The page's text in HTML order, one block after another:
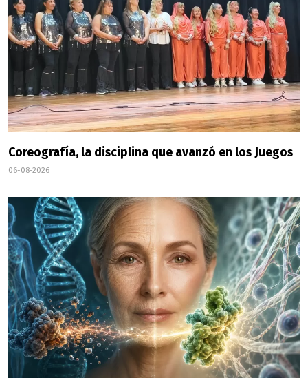
Coreografía, la disciplina que avanzó en los Juegos
06-08-2026